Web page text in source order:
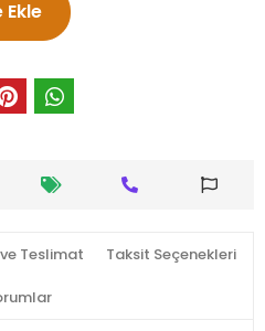
Ekle
Teslimat Taksit Seçenekleri